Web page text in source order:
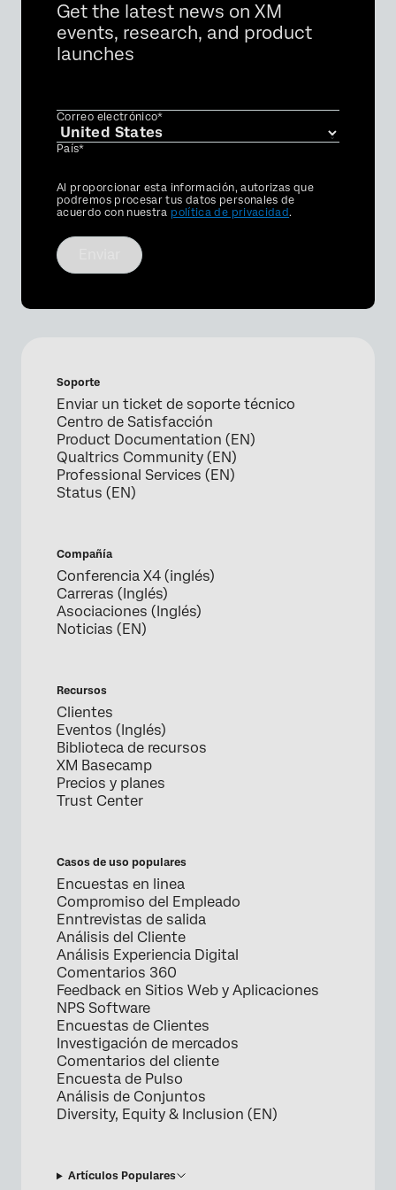
Get the latest news on XM
events, research, and product
launches
Correo electrónico*
País*
Privacy
Optin
Al proporcionar esta información, autorizas que
podremos procesar tus datos personales de
acuerdo con nuestra política de privacidad.
Soporte
Enviar un ticket de soporte técnico
Centro de Satisfacción
Product Documentation (EN)
Qualtrics Community (EN)
Professional Services (EN)
Status (EN)
Compañía
Conferencia X4 (inglés)
Carreras (Inglés)
Asociaciones (Inglés)
Noticias (EN)
Recursos
Clientes
Eventos (Inglés)
Biblioteca de recursos
XM Basecamp
Precios y planes
Trust Center
Casos de uso populares
Encuestas en linea
Compromiso del Empleado
Enntrevistas de salida
Análisis del Cliente
Análisis Experiencia Digital
Comentarios 360
Feedback en Sitios Web y Aplicaciones
NPS Software
Encuestas de Clientes
Investigación de mercados
Comentarios del cliente
Encuesta de Pulso
Análisis de Conjuntos
Diversity, Equity & Inclusion (EN)
Artículos Populares